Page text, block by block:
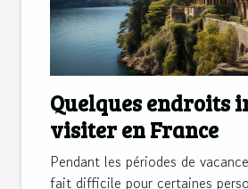
Quelques endroits
visiter en France
Pendant les périodes de
fait difficile pour certaines